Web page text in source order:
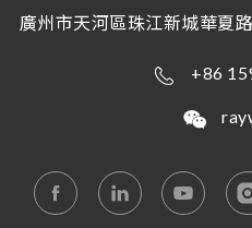
廣州市天河區珠江新城華夏
+86